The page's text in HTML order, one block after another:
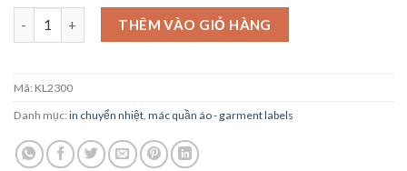
mác ép nhiệt số lượng
THÊM VÀO GIỎ HÀNG
Mã: KL2300
Danh mục:in chuyển nhiệt, mác quần áo - garment labels